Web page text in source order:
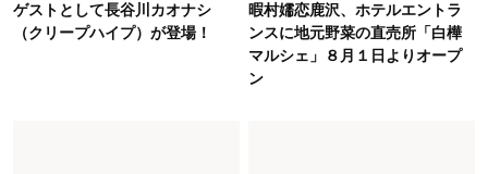
ップス×パンツ」コーデ〈3選〉
ゲストとして長谷川カオナシ
（クリープハイプ）が登場！
暇村嬬恋鹿沢、ホテルエントラ
ンスに地元野菜の直売所「白樺
マルシェ」８月１日よりオープ
ン